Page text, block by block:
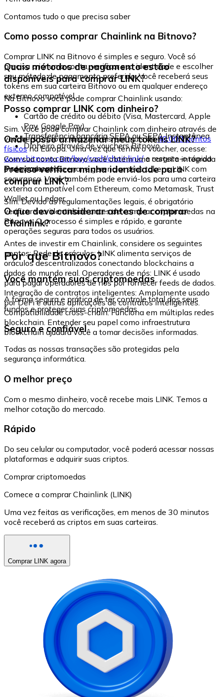
Contamos tudo o que precisa saber
Como posso comprar Chainlink na Bitnovo?
Comprar LINK na Bitnovo é simples e seguro. Você só
precisa criar uma conta, verificar sua identidade e escolher
seu método de pagamento preferido. Você receberá seus
tokens em sua carteira Bitnovo ou em qualquer endereço
externo compatível.
Quais métodos de pagamento estão
disponíveis para comprar LINK?
Na Bitnovo você pode comprar Chainlink usando:
Cartão de crédito ou débito (Visa, Mastercard, Apple
Pay, Google Pay)
Transferência bancária SEPA ou SEPA Instantânea
Dinheiro através de vouchers Bitnovo
Posso comprar LINK com dinheiro?
Sim. Você pode comprar Chainlink com dinheiro através de
vouchers Bitnovo, disponíveis em mais de40.000 pontos
físicosna Europa. Uma vez que tenha o voucher, acesse:
www.bitnovo.com/buy/cash/chainlink/e resgate-o rápida
e seguramente.
Onde posso armazenar meus tokens LINK?
Com sua conta Bitnovo você obtém uma carteira integrada
onde pode armazenar e gerenciar seus tokens LINK com
segurança. Você também pode enviá-los para uma carteira
externa compatível com Ethereum, como Metamask, Trust
Wallet ou Ledger.
Preciso verificar minha identidade para
comprar LINK?
Sim. Devido às regulamentações legais, é obrigatório
verificar sua identidade antes de comprar criptomoedas na
Bitnovo. O processo é simples e rápido, e garante
operações seguras para todos os usuários.
O que devo considerar antes de comprar
Chainlink?
Antes de investir em Chainlink, considere os seguintes
pontos: Rede de oráculos: LINK alimenta serviços de
oráculos descentralizados conectando blockchains a
dados do mundo real. Operadores de nós: LINK é usado
para pagar operadores de nós por fornecer feeds de dados.
Integração de contratos inteligentes: Amplamente usado
por DeFi e outras aplicações de contratos inteligentes.
Compatibilidade cross-chain: Funciona em múltiplas redes
blockchain. Entender seu papel como infraestrutura
blockchain ajudará você a tomar decisões informadas.
Por que Bitnovo?
Você mantém suas criptomoedas
A forma segura e prática de ter controle total dos seus
fundos e proteger suas criptomoedas.
Seguro e confiável
Todas as nossas transações são protegidas pela
segurança informática.
O melhor preço
Com o mesmo dinheiro, você recebe mais LINK. Temos a
melhor cotação do mercado.
Rápido
Do seu celular ou computador, você poderá acessar nossas
plataformas e adquirir suas criptos.
Comprar criptomoedas
Comece a comprar Chainlink (LINK)
Uma vez feitas as verificações, em menos de 30 minutos
você receberá as criptos em suas carteiras.
Comprar LINK agora